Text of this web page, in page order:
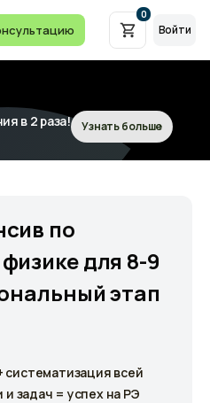
0
Войти
в 2 раза! Узнать больше
по
для 8-9
этап
систематизация всей
и задач = успех на РЭ